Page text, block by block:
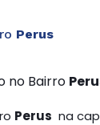
Perus
no Bairro
Perus na